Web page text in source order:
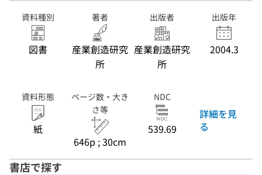
資料種別
図書
著者
産業創造研究
所
出版者
産業創造研究
所
出版年
2004.3
資料形態
紙
ページ数・大き
さ等
646p ; 30cm
NDC
539.69
詳細を見
る
書店で探す